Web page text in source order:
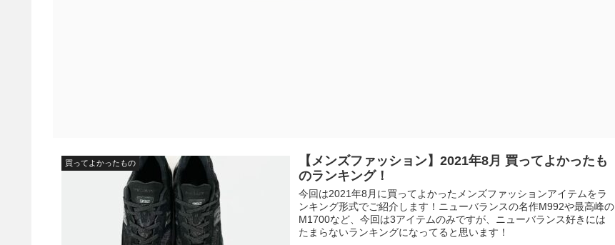
買ってよかったもの
【メンズファッション】2021年8月 買ってよかったも
のランキング！
今回は2021年8月に買ってよかったメンズファッションアイテムをラ
ンキング形式でご紹介します！ニューバランスの名作M992や最高峰の
M1700など、今回は3アイテムのみですが、ニューバランス好きには
たまらないランキングになってると思います！